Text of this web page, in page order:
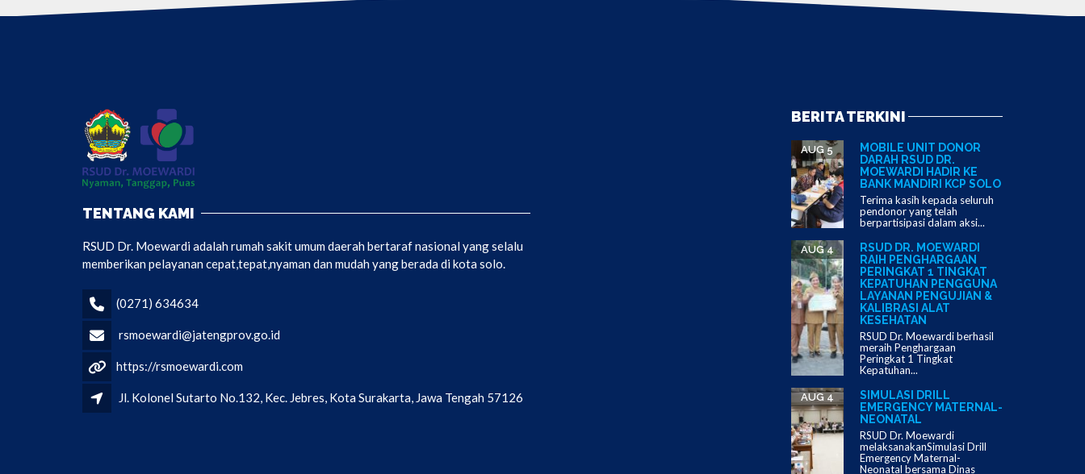
TENTANG KAMI
RSUD Dr. Moewardi adalah rumah sakit umum daerah bertaraf nasional yang selalu
memberikan pelayanan cepat,tepat,nyaman dan mudah yang berada di kota solo.
(0271) 634634
rsmoewardi@jatengprov.go.id
https://rsmoewardi.com
Jl. Kolonel Sutarto No.132, Kec. Jebres, Kota Surakarta, Jawa Tengah 57126
BERITA TERKINI
MOBILE UNIT DONOR
DARAH RSUD DR.
MOEWARDI HADIR KE
BANK MANDIRI KCP SOLO
AUG 5
Terima kasih kepada seluruh
pendonor yang telah
berpartisipasi dalam aksi...
RSUD DR. MOEWARDI
RAIH PENGHARGAAN
PERINGKAT 1 TINGKAT
KEPATUHAN PENGGUNA
LAYANAN PENGUJIAN &
KALIBRASI ALAT
KESEHATAN
AUG 4
RSUD Dr. Moewardi berhasil
meraih Penghargaan
Peringkat 1 Tingkat
Kepatuhan...
SIMULASI DRILL
EMERGENCY MATERNAL-
NEONATAL
AUG 4
RSUD Dr. Moewardi
melaksanakanSimulasi Drill
Emergency Maternal-
Neonatal bersama Dinas